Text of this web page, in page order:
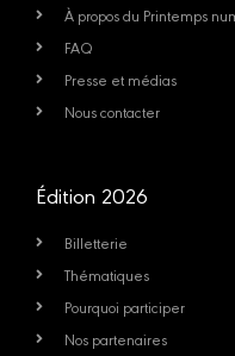
À propos du Printemps
FAQ
Presse et médias
Nous contacter
Édition 2026
Billetterie
Thématiques
Pourquoi participer
Nos partenaires